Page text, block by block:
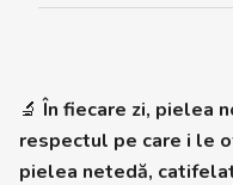
🔬În fiecare zi, pielea
respectul pe care i le
pielea netedă,